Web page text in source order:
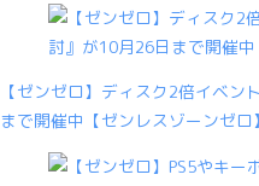
【ゼンゼロ】ディスク2倍イベ
まで開催中【ゼンレスゾーンゼロ】